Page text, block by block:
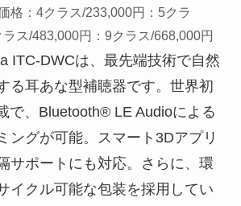
格：4クラス/233,000円：5クラ
ス/483,000円：9クラス/668,000円
ITC-DWCは、最先端技術で自然
る耳あな型補聴器です。世界初
で、Bluetooth® LE Audioによる
ングが可能。スマート3Dアプリ
サポートにも対応。さらに、環
イクル可能な包装を採用してい